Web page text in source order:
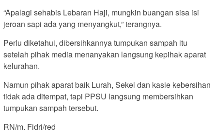
“Apalagi sehabis Lebaran Haji, mungkin buangan sisa isi
jeroan sapi ada yang menyangkut,” terangnya.
Perlu diketahui, dibersihkannya tumpukan sampah itu
setelah pihak media menanyakan langsung kepihak aparat
kelurahan.
Namun pihak aparat baik Lurah, Sekel dan kasie kebersihan
tidak ada ditempat, tapi PPSU langsung membersihkan
tumpukan sampah tersebut.
RN/m. Fidri/red